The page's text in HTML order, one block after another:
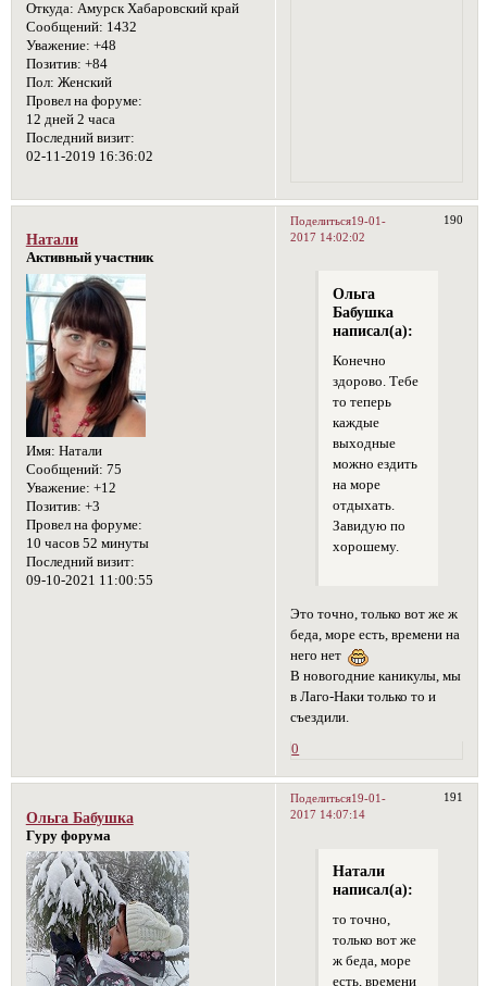
Откуда: Амурск Хабаровский край
Сообщений: 1432
Уважение: +48
Позитив: +84
Пол: Женский
Провел на форуме:
12 дней 2 часа
Последний визит:
02-11-2019 16:36:02
Поделиться 190
19-01-
2017 14:02:02
Натали
Активный участник
Имя: Натали
Сообщений: 75
Уважение: +12
Позитив: +3
Провел на форуме:
10 часов 52 минуты
Последний визит:
09-10-2021 11:00:55
Ольга
Бабушка
написал(а):
Конечно
здорово. Тебе
то теперь
каждые
выходные
можно ездить
на море
отдыхать.
Завидую по
хорошему.
Это точно, только вот же ж
беда, море есть, времени на
него нет
В новогодние каникулы, мы
в Лаго-Наки только то и
съездили.
0
Поделиться 191
19-01-
2017 14:07:14
Ольга Бабушка
Гуру форума
Натали
написал(а):
то точно,
только вот же
ж беда, море
есть, времени